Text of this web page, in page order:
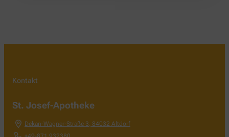
Kontakt
St. Josef-Apotheke
Dekan-Wagner-Straße 3, 84032 Altdorf